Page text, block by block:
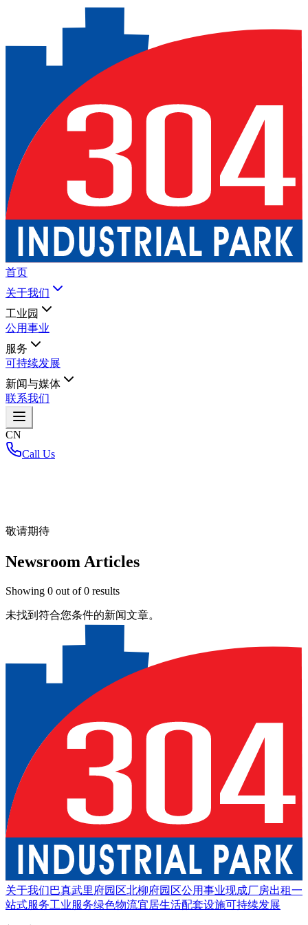
首页
关于我们
工业园
公用事业
服务
可持续发展
新闻与媒体
联系我们
CN
Call Us
敬请期待
Newsroom Articles
Showing 0 out of0 results
未找到符合您条件的新闻文章。
关于我们巴真武里府园区北柳府园区公用事业现成厂房出租一
站式服务工业服务绿色物流宜居生活配套设施可持续发展